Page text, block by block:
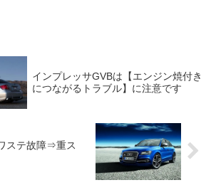
インプレッサGVBは【エンジン焼付き
につながるトラブル】に注意です
ステ故障⇒重ス